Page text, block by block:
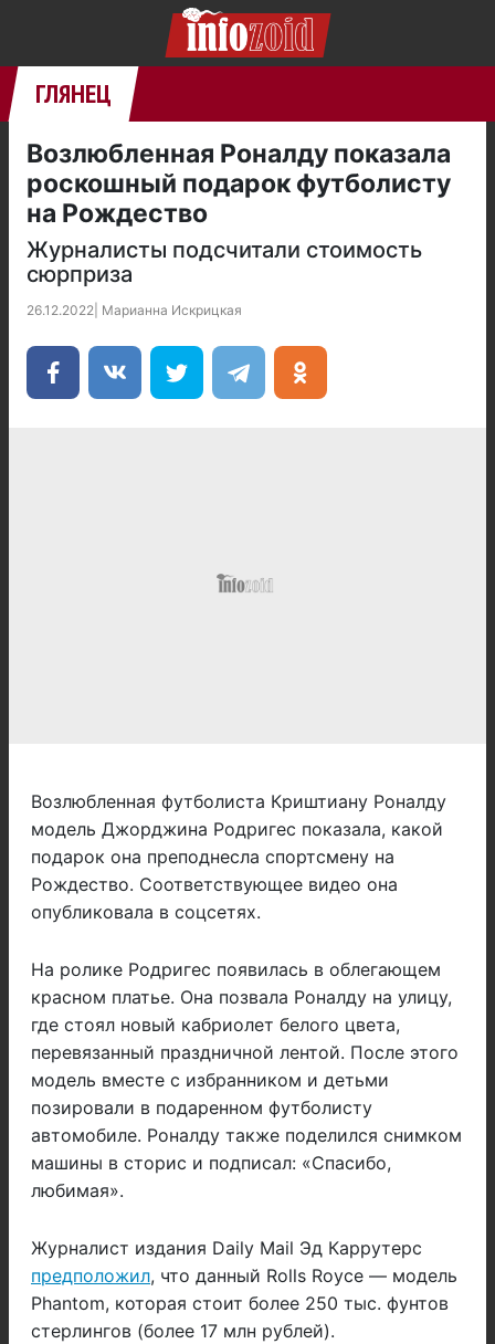
ГЛЯНЕЦ
Возлюбленная Роналду показала
роскошный подарок футболисту
на Рождество
Журналисты подсчитали стоимость
сюрприза
26.12.2022 Марианна Искрицкая
Возлюбленная футболиста Криштиану Роналду
модель Джорджина Родригес показала, какой
подарок она преподнесла спортсмену на
Рождество. Соответствующее видео она
опубликовала в соцсетях.
На ролике Родригес появилась в облегающем
красном платье. Она позвала Роналду на улицу,
где стоял новый кабриолет белого цвета,
перевязанный праздничной лентой. После этого
модель вместе с избранником и детьми
позировали в подаренном футболисту
автомобиле. Роналду также поделился снимком
машины в сторис и подписал: «Спасибо,
любимая».
Журналист издания Daily Mail Эд Каррутерс
предположил, что данный Rolls Royce — модель
Phantom, которая стоит более 250 тыс. фунтов
стерлингов (более 17 млн рублей).